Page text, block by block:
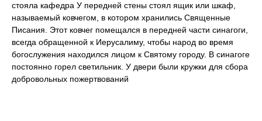
стояла кафедра У передней стены стоял ящик или шкаф,
называемый ковчегом, в котором хранились Священные
Писания. Этот ковчег помещался в передней части синагоги,
всегда обращенной к Иерусалиму, чтобы народ во время
богослужения находился лицом к Святому городу. В синагоге
постоянно горел светильник. У двери были кружки для сбора
добровольных пожертвований